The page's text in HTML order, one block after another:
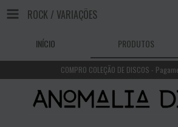
ROCK / VARIAÇÕES
INÍCIO PRODUTOS
COMPRO COLEÇÃO DE DISCOS -